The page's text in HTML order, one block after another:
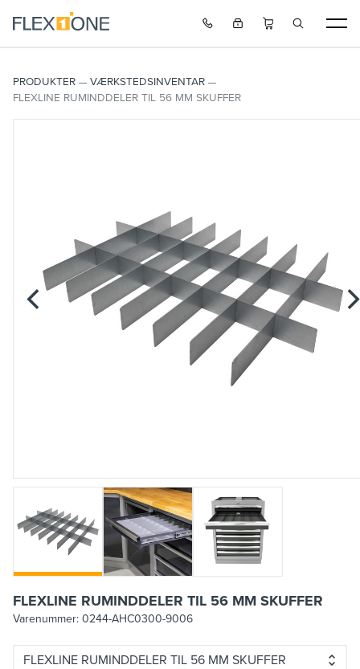
PRODUKTER
VÆRKSTEDSINVENTAR
FLEXLINE RUMINDDELER TIL 56 MM SKUFFER
FLEXLINE RUMINDDELER TIL 56 MM SKUFFER
Varenummer: 0244-AHC0300-9006
FLEXLINE RUMINDDELER TIL 56 MM SKUFFER